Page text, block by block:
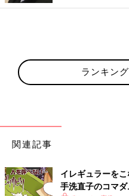
ランキン
関連記事
イレギュラーを
手洗直子のコマダ